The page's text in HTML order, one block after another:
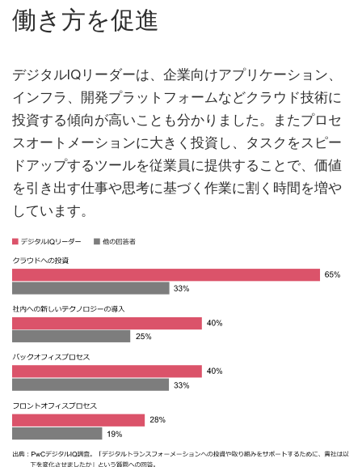
働き方を促進
デジタルIQリーダーは、企業向けアプリケーション、
インフラ、開発プラットフォームなどクラウド技術に
投資する傾向が高いことも分かりました。またプロセ
スオートメーションに大きく投資し、タスクをスピー
ドアップするツールを従業員に提供することで、価値
を引き出す仕事や思考に基づく作業に割く時間を増や
しています。